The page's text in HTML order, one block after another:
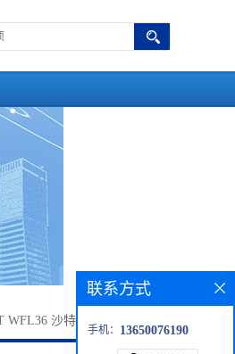
WFL36 沙特sabic 润滑性 加纤
联系方式
手机： 13650076190